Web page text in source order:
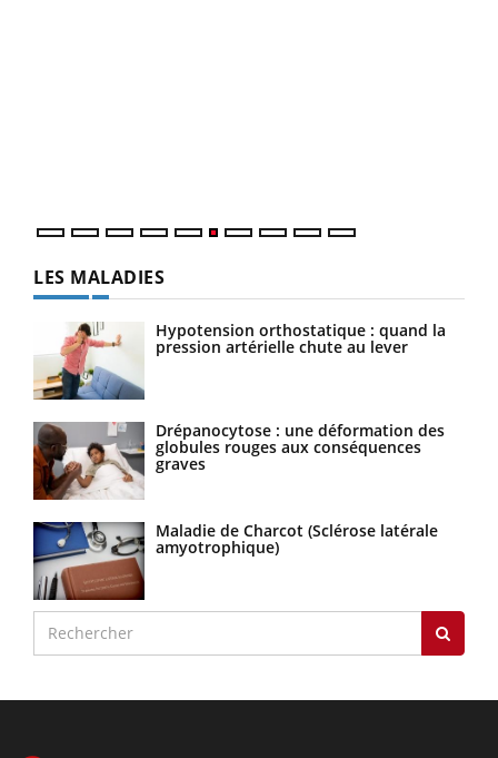
LES MALADIES
Hypotension orthostatique : quand la
pression artérielle chute au lever
Drépanocytose : une déformation des
globules rouges aux conséquences
graves
Maladie de Charcot (Sclérose latérale
amyotrophique)